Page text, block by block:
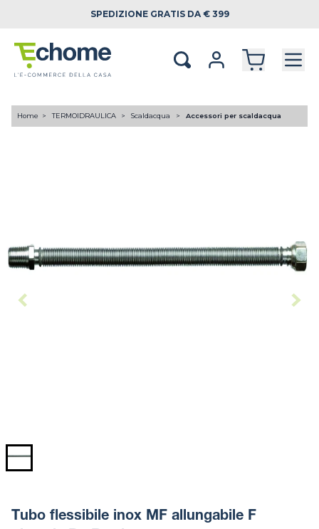
SPEDIZIONE GRATIS DA € 399
Home TERMOIDRAULICA Scaldacqua Accessori per scaldacqua
Tubo flessibile inox MF allungabile F